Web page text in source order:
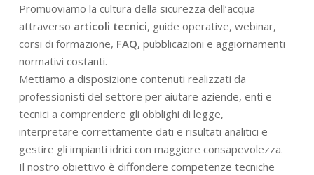
Promuoviamo la cultura della sicurezza dell’acqua
attraverso articoli tecnici, guide operative, webinar,
corsi di formazione, FAQ, pubblicazioni e aggiornamenti
normativi costanti.
Mettiamo a disposizione contenuti realizzati da
professionisti del settore per aiutare aziende, enti e
tecnici a comprendere gli obblighi di legge,
interpretare correttamente dati e risultati analitici e
gestire gli impianti idrici con maggiore consapevolezza.
Il nostro obiettivo è diffondere competenze tecniche